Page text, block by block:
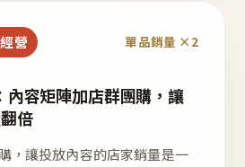
營 單品銷量 ×2
容矩陣加店群團購，讓
倍
，讓投放內容的店家銷量是一